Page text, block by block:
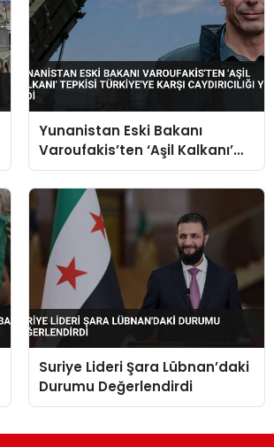
Yunanistan Eski Bakanı
Varoufakis’ten ‘Aşil Kalkanı’
Tepkisi Türkiye’ye Karşı
Caydırıcılığı Yok Dedi
Suriye Lideri Şara Lübnan’daki
Durumu Değerlendirdi